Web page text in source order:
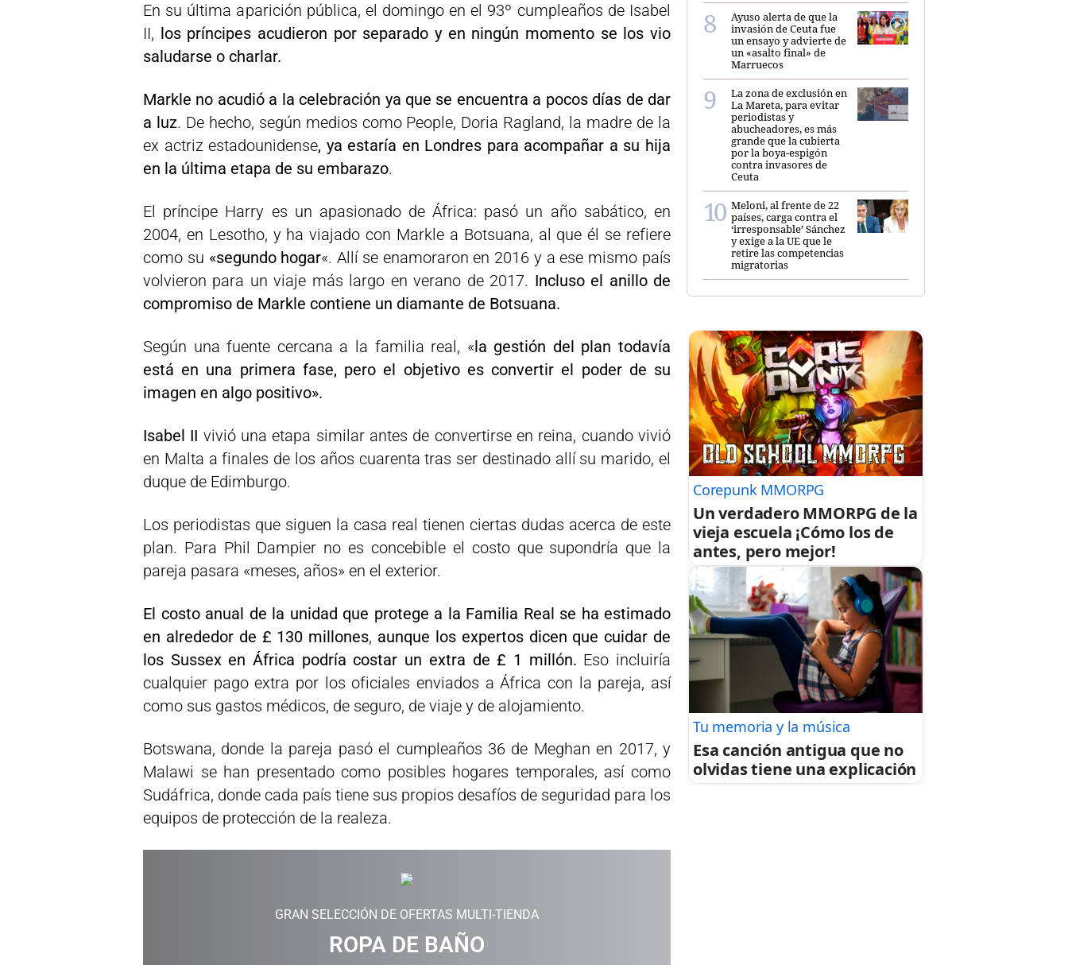
En su última aparición pública, el domingo en el 93º cumpleaños de Isabel
II,
los príncipes acudieron por separado y en ningún momento se los vio
saludarse o charlar.
Markle no acudió a la celebración ya que se encuentra a pocos días de dar
a luz. De hecho, según medios como People, Doria Ragland, la madre de la
ex actriz estadounidense, ya estaría en Londres para acompañar a su hija
en la última etapa de su embarazo.
El príncipe Harry es un apasionado de África: pasó un año sabático, en
2004, en Lesotho, y ha viajado con Markle a Botsuana, al que él se refiere
como su «segundo hogar«. Allí se enamoraron en 2016 y a ese mismo país
volvieron para un viaje más largo en verano de 2017. Incluso el anillo de
compromiso de Markle contiene un diamante de Botsuana.
Según una fuente cercana a la familia real, « la gestión del plan todavía
está en una primera fase, pero el objetivo es convertir el poder de su
imagen en algo positivo».
Isabel II vivió una etapa similar antes de convertirse en reina, cuando vivió
en Malta a finales de los años cuarenta tras ser destinado allí su marido, el
duque de Edimburgo.
Los periodistas que siguen la casa real tienen ciertas dudas acerca de este
plan. Para Phil Dampier no es concebible el costo que supondría que la
pareja pasara «meses, años» en el exterior.
El costo anual de la unidad que protege a la Familia Real se ha estimado
en alrededor de £ 130 millones, aunque los expertos dicen que cuidar de
los Sussex en África podría costar un extra de £ 1 millón. Eso incluiría
cualquier pago extra por los oficiales enviados a África con la pareja, así
como sus gastos médicos, de seguro, de viaje y de alojamiento.
Botswana, donde la pareja pasó el cumpleaños 36 de Meghan en 2017, y
Malawi se han presentado como posibles hogares temporales, así como
Sudáfrica, donde cada país tiene sus propios desafíos de seguridad para los
equipos de protección de la realeza.
GRAN SELECCIÓN DE OFERTAS MULTI-TIENDA
ROPA DE BAÑO
Ayuso alerta de que la
invasión de Ceuta fue
un ensayo y advierte de
un «asalto final» de
Marruecos
La zona de exclusión en
La Mareta, para evitar
periodistas y
abucheadores, es más
grande que la cubierta
por la boya-espigón
contra invasores de
Ceuta
Meloni, al frente de 22
países, carga contra el
‘irresponsable’ Sánchez
y exige a la UE que le
retire las competencias
migratorias
Corepunk MMORPG
Un verdadero MMORPG de la
vieja escuela ¡Cómo los de
antes, pero mejor!
Tu memoria y la música
Esa canción antigua que no
olvidas tiene una explicación